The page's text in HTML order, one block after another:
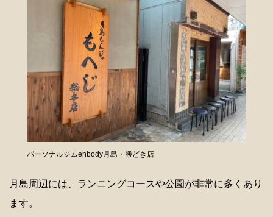
パーソナルジムenbody月島・勝どき店
月島周辺には、ランニングコースや公園が非常に多くあり
ます。